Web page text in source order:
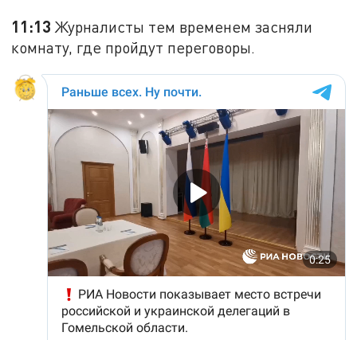
11:13 Журналисты тем временем засняли
комнату, где пройдут переговоры.